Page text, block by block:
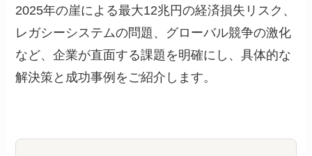
2025年の崖による最大12兆円の経済損失リスク、
レガシーシステムの問題、グローバル競争の激化
など、企業が直面する課題を明確にし、具体的な
解決策と成功事例をご紹介します。